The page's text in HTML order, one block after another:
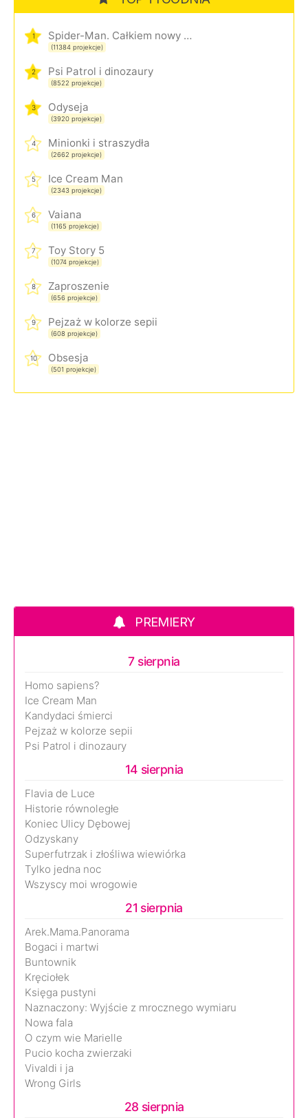
1 Spider-Man. Całkiem nowy dzień
(11384 projekcje)
2 Psi Patrol i dinozaury
(8522 projekcje)
3 Odyseja
(3920 projekcje)
4 Minionki i straszydła
(2662 projekcje)
5 Ice Cream Man
(2343 projekcje)
6 Vaiana
(1165 projekcje)
7 Toy Story 5
(1074 projekcje)
8 Zaproszenie
(656 projekcje)
9 Pejzaż w kolorze sepii
(608 projekcje)
10 Obsesja
(501 projekcje)
PREMIERY
7 sierpnia
Homo sapiens?
Ice Cream Man
Kandydaci śmierci
Pejzaż w kolorze sepii
Psi Patrol i dinozaury
14 sierpnia
Flavia de Luce
Historie równoległe
Koniec Ulicy Dębowej
Odzyskany
Superfutrzak i złośliwa wiewiórka
Tylko jedna noc
Wszyscy moi wrogowie
21 sierpnia
Arek.Mama.Panorama
Bogaci i martwi
Buntownik
Kręciołek
Księga pustyni
Naznaczony: Wyjście z mrocznego wymiaru
Nowa fala
O czym wie Marielle
Pucio kocha zwierzaki
Vivaldi i ja
Wrong Girls
28 sierpnia